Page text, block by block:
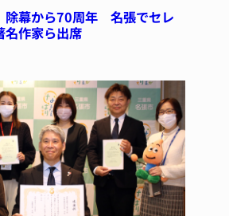
除幕から70周年 名張でセレ
作家ら出席